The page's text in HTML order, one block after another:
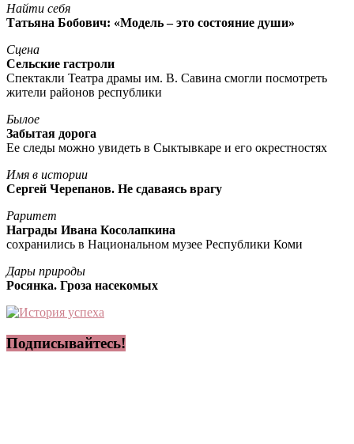
Найти себя
Татьяна Бобович: «Модель – это состояние души»
Сцена
Сельские гастроли
Спектакли Театра драмы им. В. Савина смогли посмотреть
жители районов республики
Былое
Забытая дорога
Ее следы можно увидеть в Сыктывкаре и его окрестностях
Имя в истории
Сергей Черепанов. Не сдаваясь врагу
Раритет
Награды Ивана Косолапкина
сохранились в Национальном музее Республики Коми
Дары природы
Росянка. Гроза насекомых
Подписывайтесь!